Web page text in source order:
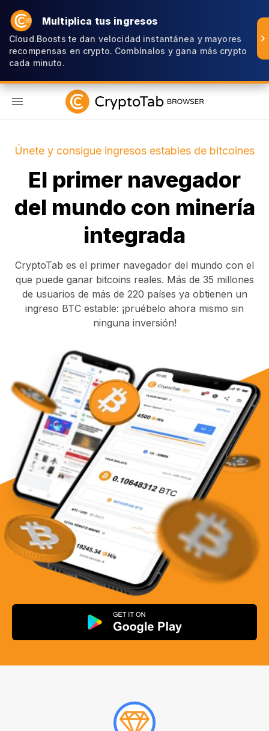
Multiplica tus ingresos
Cloud.Boosts te dan velocidad instantánea y mayores
recompensas en crypto. Combínalos y gana más crypto
cada minuto.
Únete y consigue ingresos estables de bitcoines
El primer navegador
del mundo con minería
integrada
CryptoTab es el primer navegador del mundo con el
que puede ganar bitcoins reales. Más de 35 millones
de usuarios de más de 220 países ya obtienen un
ingreso BTC estable: ¡pruébelo ahora mismo sin
ninguna inversión!